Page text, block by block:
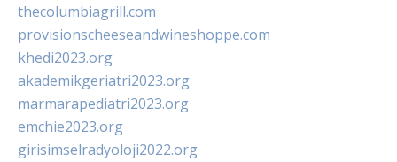
thecolumbiagrill.com
provisionscheeseandwineshoppe.com
khedi2023.org
akademikgeriatri2023.org
marmarapediatri2023.org
emchie2023.org
girisimselradyoloji2022.org